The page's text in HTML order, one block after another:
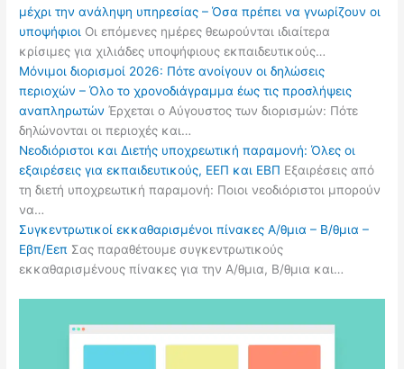
μέχρι την ανάληψη υπηρεσίας – Όσα πρέπει να γνωρίζουν οι
υποψήφιοι Οι επόμενες ημέρες θεωρούνται ιδιαίτερα
κρίσιμες για χιλιάδες υποψήφιους εκπαιδευτικούς…
Μόνιμοι διορισμοί 2026: Πότε ανοίγουν οι δηλώσεις
περιοχών – Όλο το χρονοδιάγραμμα έως τις προσλήψεις
αναπληρωτών Έρχεται ο Αύγουστος των διορισμών: Πότε
δηλώνονται οι περιοχές και…
Νεοδιόριστοι και Διετής υποχρεωτική παραμονή: Όλες οι
εξαιρέσεις για εκπαιδευτικούς, ΕΕΠ και ΕΒΠ Εξαιρέσεις από
τη διετή υποχρεωτική παραμονή: Ποιοι νεοδιόριστοι μπορούν
να…
Συγκεντρωτικοί εκκαθαρισμένοι πίνακες Α/θμια – Β/θμια –
Εβπ/Εεπ Σας παραθέτουμε συγκεντρωτικούς
εκκαθαρισμένους πίνακες για την Α/θμια, Β/θμια και…